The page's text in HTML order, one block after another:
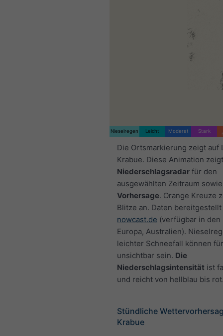
Nieselregen Leicht Moderat Stark
Die Ortsmarkierung zeigt auf
Krabue. Diese Animation
Niederschlagsradar für den
ausgewählten Zeitraum
Vorhersage. Orange Kreuze
Blitze an. Daten
nowcast.de (verfügbar in den
Europa, Australien).
leichter Schneefall können
unsichtbar sein. Die
Niederschlagsintensität ist
und reicht von hellblau bis
Stündliche
Krabue